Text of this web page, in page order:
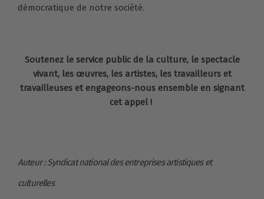
démocratique de notre société.
Soutenez le service public de la culture, le spectacle
vivant, les œuvres, les artistes, les travailleurs et
travailleuses et engageons-nous ensemble en signant
cet appel !
Auteur : Syndicat national des entreprises artistiques et
culturelles